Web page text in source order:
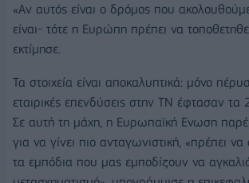
«Αν αυτός είναι ο δρόμος που
είναι- τότε η Ευρώπη πρέπει να
εκτίμησε.
Τα στοιχεία είναι αποκαλυπτικά: μόνο
εταιρικές επενδύσεις στην ΤΝ έφτασαν τα
Σε αυτή τη μάχη, η Ευρωπαϊκή Ενωση
για να γίνει πιο ανταγωνιστική, «πρέπει
τα εμπόδια που μας εμποδίζουν να